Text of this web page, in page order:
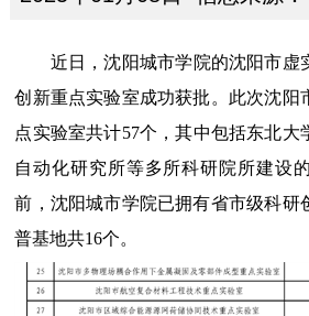
近日，沈阳城市学院的沈阳市虚
创新重点实验室成功获批。此次沈阳
点实验室共计57个，其中包括东北大
自动化研究所等多所科研院所建设
前，沈阳城市学院已拥有省市级科研
普基地共16个。